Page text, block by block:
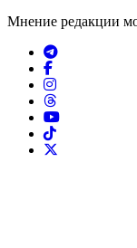
Мнение редакции